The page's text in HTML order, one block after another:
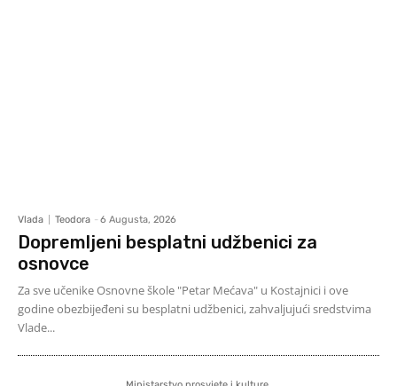
Vlada Teodora - 6 Augusta, 2026
Dopremljeni besplatni udžbenici za
osnovce
Za sve učenike Osnovne škole "Petar Mećava" u Kostajnici i ove
godine obezbijeđeni su besplatni udžbenici, zahvaljujući sredstvima
Vlade...